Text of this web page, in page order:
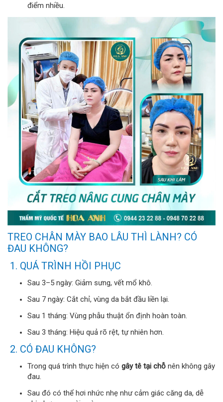
điểm nhiều.
TREO CHÂN MÀY BAO LÂU THÌ LÀNH? CÓ
ĐAU KHÔNG?
1. QUÁ TRÌNH HỒI PHỤC
Sau 3–5 ngày: Giảm sưng, vết mổ khô.
Sau 7 ngày: Cắt chỉ, vùng da bắt đầu liền lại.
Sau 1 tháng: Vùng phẫu thuật ổn định hoàn toàn.
Sau 3 tháng: Hiệu quả rõ rệt, tự nhiên hơn.
2. CÓ ĐAU KHÔNG?
Trong quá trình thực hiện có gây tê tại chỗ nên không gây
đau.
Sau đó có thể hơi nhức nhẹ như cảm giác căng da, dễ